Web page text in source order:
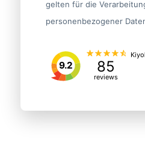
gelten für die
personenbezogener
9.2 85
reviews